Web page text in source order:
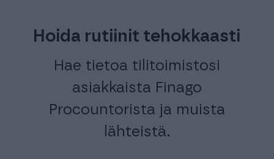
Hoida rutiinit tehokkaasti
Hae tietoa tilitoimistosi
asiakkaista Finago
Procountorista ja muista
lähteistä.